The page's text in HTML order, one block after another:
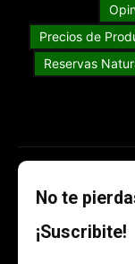
Precios de
Reservas
No te
¡Suscribite!